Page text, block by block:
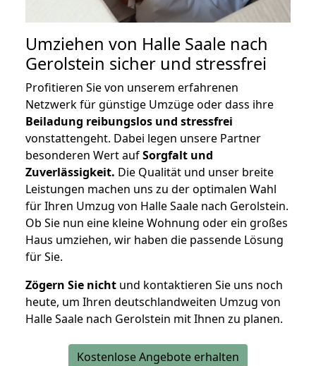
Umziehen von Halle Saale nach
Gerolstein sicher und stressfrei
Profitieren Sie von unserem erfahrenen
Netzwerk für günstige Umzüge oder dass ihre
Beiladung reibungslos und stressfrei
vonstattengeht. Dabei legen unsere Partner
besonderen Wert aufSorgfalt und
Zuverlässigkeit. Die Qualität und unser breite
Leistungen machen uns zu der optimalen Wahl
für Ihren Umzug von Halle Saale nach Gerolstein.
Ob Sie nun eine kleine Wohnung oder ein großes
Haus umziehen, wir haben die passende Lösung
für Sie.
Zögern Sie nicht und kontaktieren Sie uns noch
heute, um Ihren deutschlandweiten Umzug von
Halle Saale nach Gerolstein mit Ihnen zu planen.
Kostenlose Angebote erhalten